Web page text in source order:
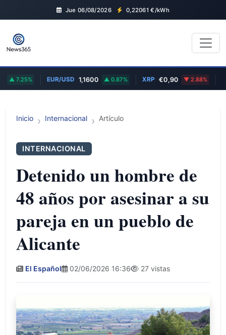
Jue 06/08/2026 0,22061 €/kWh
7.25% EUR/USD 1,1600 0.87% XRP €0,90 2.88%
Inicio Internacional Artículo
INTERNACIONAL
Detenido un hombre de
48 años por asesinar a su
pareja en un pueblo de
Alicante
El Español 02/06/2026 16:36 27 vistas